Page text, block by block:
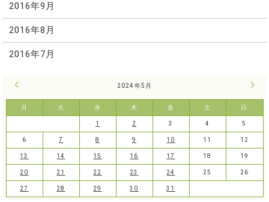
2016年9月
2016年8月
2016年7月
2024年5月
月 火 水 木 金 土 日
6月
1 2 3 4 5
6 7 8 9 10 11 12
13 14 15 16 17 18 19
20 21 22 23 24 25 26
27 28 29 30 31